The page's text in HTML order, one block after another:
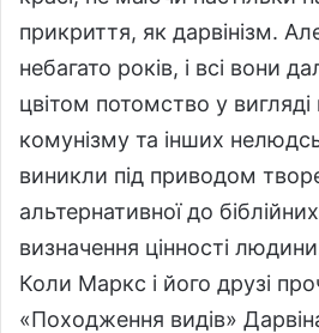
прикриття, як дарвінізм.
небагато років, і всі вони
цвітом потомство у
комунізму та інших
виникли під приводом
альтернативної до
визначення цінності
Коли Маркс і його друзі
«Походження видів»